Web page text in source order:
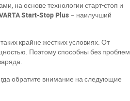
на основе технологии старт-стоп и
Start-Stop Plus – наилучший
крайне жестких условиях. От
Поэтому способны без проблем
обратите внимание на следующие